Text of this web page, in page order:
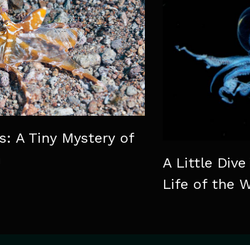
A Tiny Mystery of
A Little
Life of the